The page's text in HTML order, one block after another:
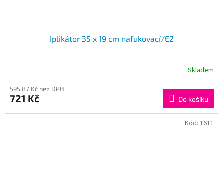
Iplikátor 35 x 19 cm nafukovací/E2
Skladem
595,87 Kč bez DPH
721 Kč Do košíku
Kód: 1611